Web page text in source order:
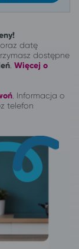
datę
dostępne
Więcej o
Informacja o
telefon